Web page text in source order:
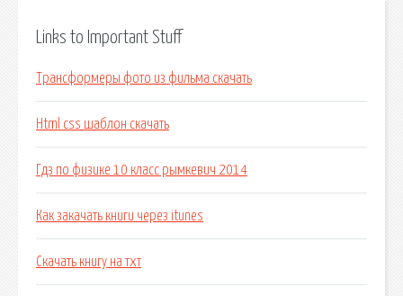
Links to Important Stuff
Трансформеры фото из фильма скачать
Html css шаблон скачать
Гдз по физике 10 класс рымкевич 2014
Как закачать книги через itunes
Скачать книгу на тхт